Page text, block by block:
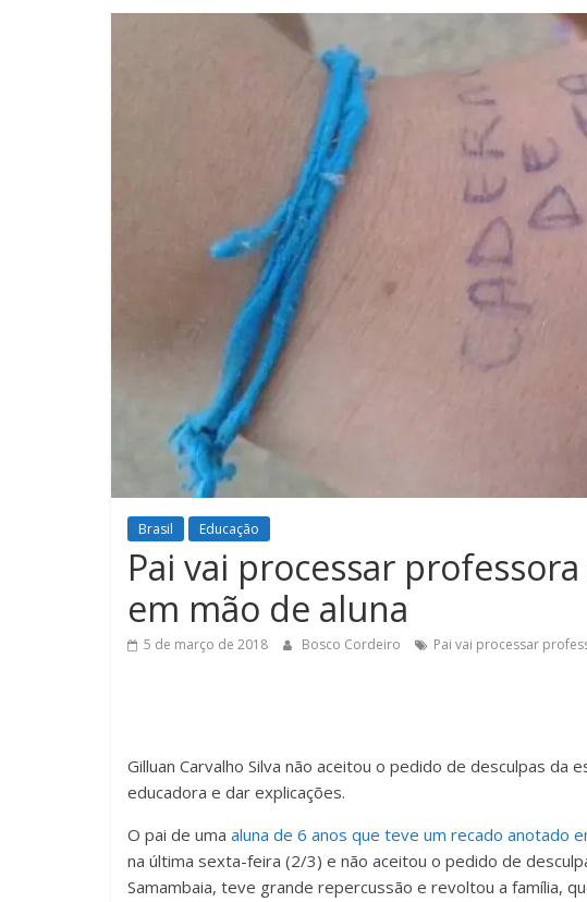
Brasil Educação
Pai vai processar
em mão de aluna
5 de março de 2018 Bosco Cordeiro Pai vai processar
Gilluan Carvalho Silva não aceitou o pedido de desculpas da
educadora e dar explicações.
O pai de uma aluna de 6 anos que teve um recado anotado
na última sexta-feira (2/3) e não aceitou o pedido de
Samambaia, teve grande repercussão e revoltou a família,